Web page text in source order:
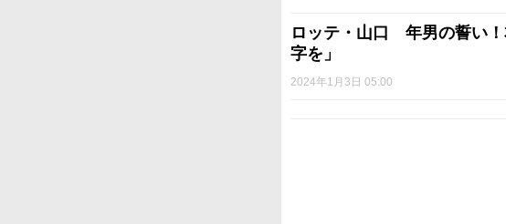
ロッテ・山口 年男の誓い
字を」
2024年1月3日 05:00